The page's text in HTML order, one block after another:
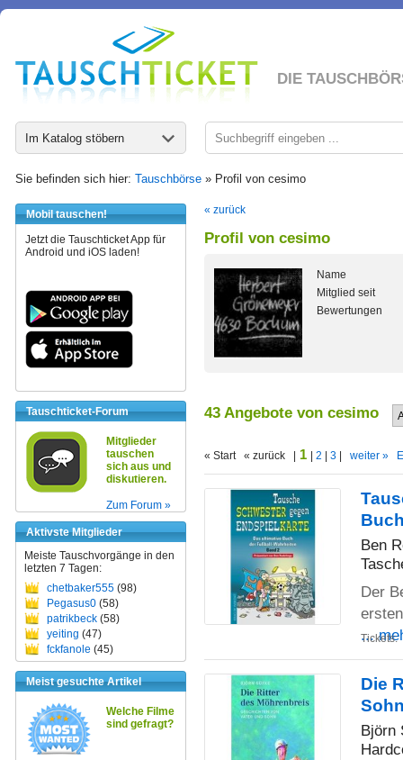
DIE
Im Katalog stöbern
Sie befinden sich hier: Tauschbörse » Profil von cesimo
Mobil tauschen!
Jetzt die Tauschticket App für
Android und iOS laden!
Tauschticket-Forum
Mitglieder
tauschen
sich aus und
diskutieren.
Zum Forum »
Aktivste Mitglieder
Meiste Tauschvorgänge in den
letzten 7 Tagen:
chetbaker555 (98)
Pegasus0 (58)
patrikbeck (58)
yeiting (47)
fckfanole (45)
Meist gesuchte Artikel
Welche Filme
sind gefragt?
« zurück
Profil von cesimo
Name
Mitglied seit
Bewertungen
43 Angebote von cesimo
« Start « zurück | 1 2 3 weiter »
Ben
Der
...
Tickets:
Die
Björn